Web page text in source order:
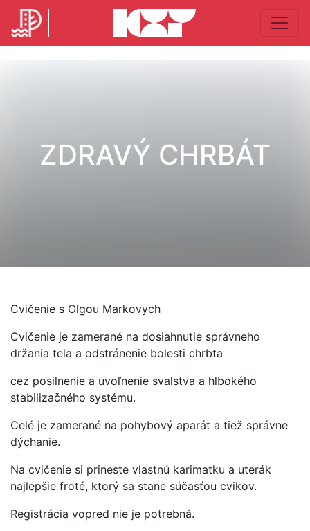
ZDRAVÝ CHRBÁT
Cvičenie s Olgou Markovych
Cvičenie je zamerané na dosiahnutie správneho
držania tela a odstránenie bolesti chrbta
cez posilnenie a uvoľnenie svalstva a hlbokého
stabilizačného systému.
Celé je zamerané na pohybový aparát a tiež správne
dýchanie.
Na cvičenie si prineste vlastnú karimatku a uterák
najlepšie froté, ktorý sa stane súčasťou cvikov.
Registrácia vopred nie je potrebná.